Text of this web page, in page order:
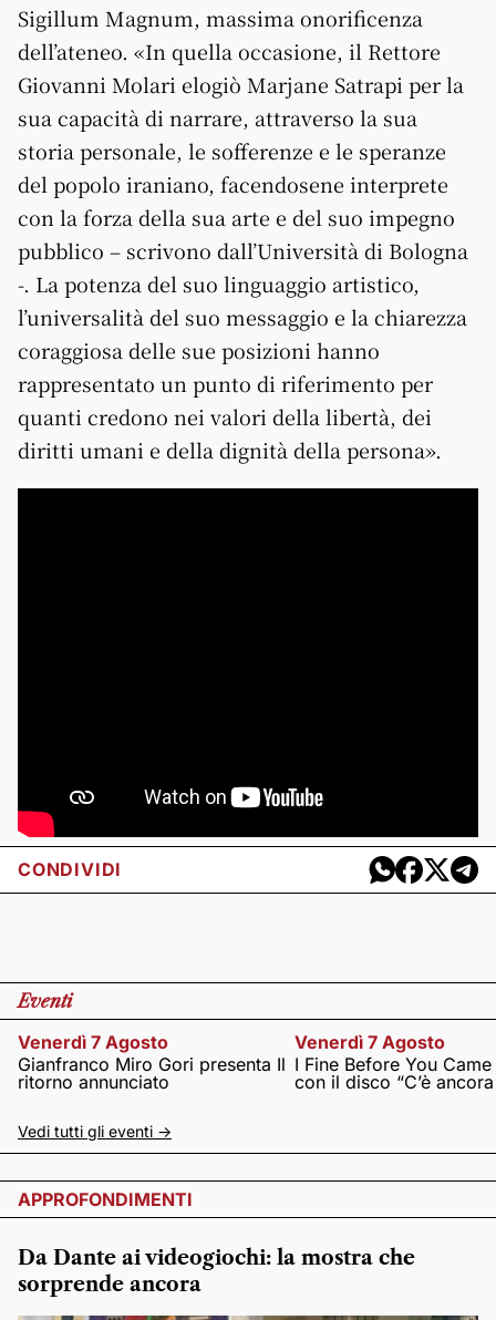
Sigillum Magnum, massima onorificenza
dell’ateneo. «In quella occasione, il Rettore
Giovanni Molari elogiò Marjane Satrapi per la
sua capacità di narrare, attraverso la sua
storia personale, le sofferenze e le speranze
del popolo iraniano, facendosene interprete
con la forza della sua arte e del suo impegno
pubblico – scrivono dall’Università di Bologna
-. La potenza del suo linguaggio artistico,
l’universalità del suo messaggio e la chiarezza
coraggiosa delle sue posizioni hanno
rappresentato un punto di riferimento per
quanti credono nei valori della libertà, dei
diritti umani e della dignità della persona».
CONDIVIDI
Eventi
Venerdì 7 Agosto
Gianfranco Miro Gori presenta Il
ritorno annunciato
Venerdì 7 Agosto
I Fine Before You
con il disco “C’è
Vedi tutti gli eventi ->
APPROFONDIMENTI
Da Dante ai videogiochi: la mostra che
sorprende ancora